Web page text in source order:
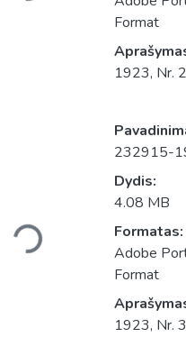
Format
1923, Nr. 2
Įkeliama...
232915-
Dydis:
4.08 MB
Formatas:
Adobe
Format
1923, Nr. 3